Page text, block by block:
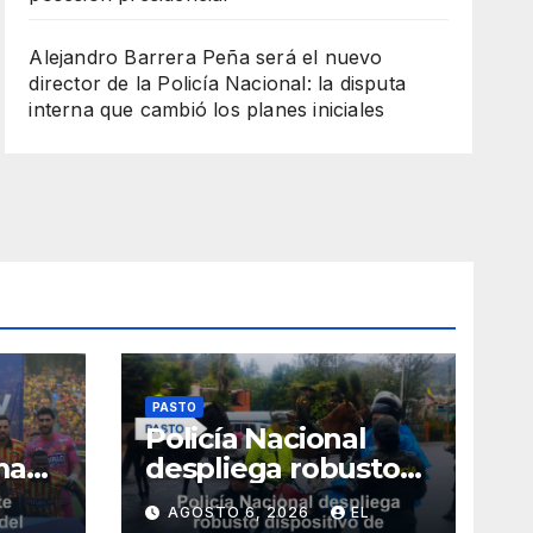
Alejandro Barrera Peña será el nuevo
director de la Policía Nacional: la disputa
interna que cambió los planes iniciales
PASTO
Policía Nacional
despliega robusto
dispositivo de
AGOSTO 6, 2026 EL